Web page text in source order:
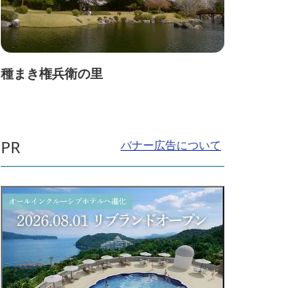
直線距離：15.6km
黒の浜で潮干狩り！
種まき権兵衛の里
PR バナー広告について